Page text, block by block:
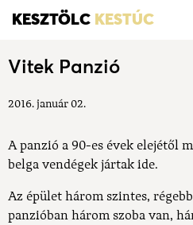
KESZTÖLC KESTÚC
Vitek Panzió
2016. január 02.
A panzió a 90-es évek elejétől
belga vendégek jártak ide.
Az épület három szintes,
panzióban három szoba van,